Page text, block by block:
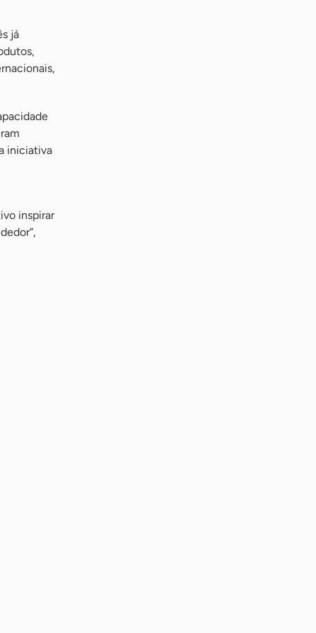
já
iniciativa
inspirar